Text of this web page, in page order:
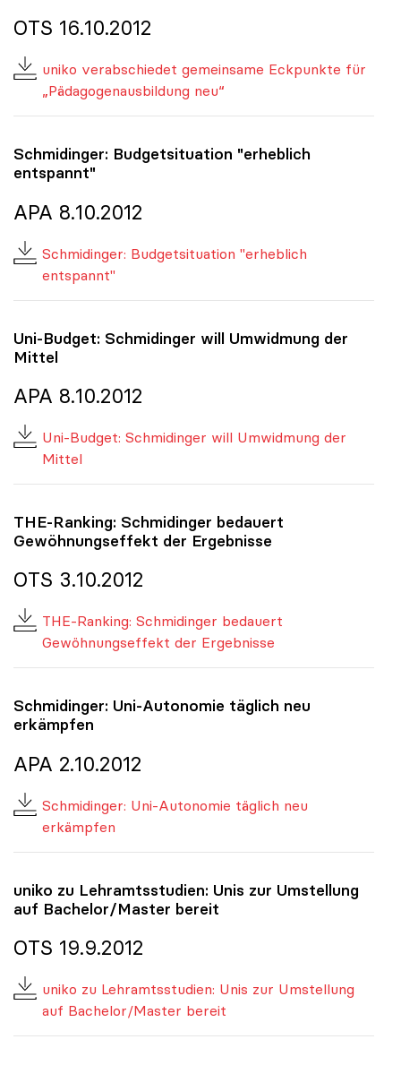
OTS 16.10.2012
uniko verabschiedet gemeinsame Eckpunkte für
„Pädagogenausbildung neu“
Schmidinger: Budgetsituation "erheblich
entspannt"
APA 8.10.2012
Schmidinger: Budgetsituation "erheblich
entspannt"
Uni-Budget: Schmidinger will Umwidmung der
Mittel
APA 8.10.2012
Uni-Budget: Schmidinger will Umwidmung der
Mittel
THE-Ranking: Schmidinger bedauert
Gewöhnungseffekt der Ergebnisse
OTS 3.10.2012
THE-Ranking: Schmidinger bedauert
Gewöhnungseffekt der Ergebnisse
Schmidinger: Uni-Autonomie täglich neu
erkämpfen
APA 2.10.2012
Schmidinger: Uni-Autonomie täglich neu
erkämpfen
uniko zu Lehramtsstudien: Unis zur Umstellung
auf Bachelor/Master bereit
OTS 19.9.2012
uniko zu Lehramtsstudien: Unis zur Umstellung
auf Bachelor/Master bereit